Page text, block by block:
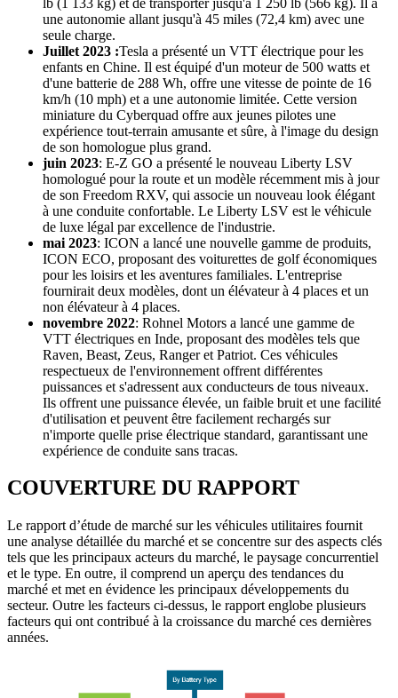
une autonomie allant jusqu'à 45 miles (72,4 km) avec une
seule charge.
Juillet 2023 :Tesla a présenté un VTT électrique pour les
enfants en Chine. Il est équipé d'un moteur de 500 watts et
d'une batterie de 288 Wh, offre une vitesse de pointe de 16
km/h (10 mph) et a une autonomie limitée. Cette version
miniature du Cyberquad offre aux jeunes pilotes une
expérience tout-terrain amusante et sûre, à l'image du design
de son homologue plus grand.
juin 2023: E-Z GO a présenté le nouveau Liberty LSV
homologué pour la route et un modèle récemment mis à jour
de son Freedom RXV, qui associe un nouveau look élégant
à une conduite confortable. Le Liberty LSV est le véhicule
de luxe légal par excellence de l'industrie.
mai 2023: ICON a lancé une nouvelle gamme de produits,
ICON ECO, proposant des voiturettes de golf économiques
pour les loisirs et les aventures familiales. L'entreprise
fournirait deux modèles, dont un élévateur à 4 places et un
non élévateur à 4 places.
novembre 2022: Rohnel Motors a lancé une gamme de
VTT électriques en Inde, proposant des modèles tels que
Raven, Beast, Zeus, Ranger et Patriot. Ces véhicules
respectueux de l'environnement offrent différentes
puissances et s'adressent aux conducteurs de tous niveaux.
Ils offrent une puissance élevée, un faible bruit et une facilité
d'utilisation et peuvent être facilement rechargés sur
n'importe quelle prise électrique standard, garantissant une
expérience de conduite sans tracas.
COUVERTURE DU RAPPORT
Le rapport d’étude de marché sur les véhicules utilitaires fournit
une analyse détaillée du marché et se concentre sur des aspects clés
tels que les principaux acteurs du marché, le paysage concurrentiel
et le type. En outre, il comprend un aperçu des tendances du
marché et met en évidence les principaux développements du
secteur. Outre les facteurs ci-dessus, le rapport englobe plusieurs
facteurs qui ont contribué à la croissance du marché ces dernières
années.